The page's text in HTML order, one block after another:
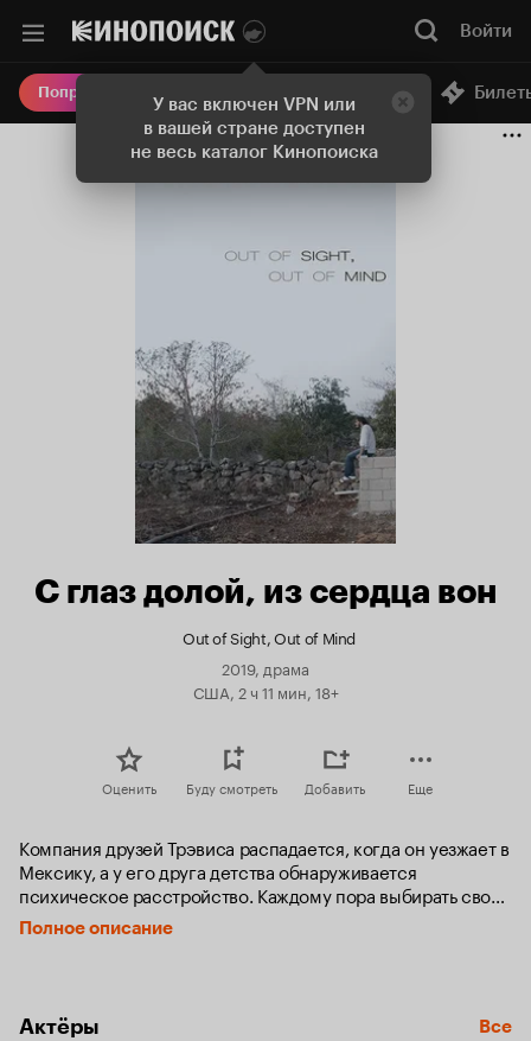
У вас включен VPN или
в вашей стране доступен
не весь каталог Кинопоиска
Войти
Попробовать Плюс Онлайн-кинотеатр
С глаз долой, из сердца вон
Out of Sight, Out of Mind
2019, драма
США, 2 ч 11 мин, 18+
Оценить Буду смотреть Добавить Еще
Компания друзей Трэвиса распадается, когда он уезжает в
Мексику, а у его друга детства обнаруживается
психическое расстройство. Каждому пора выбирать свой
путь. Пока Трэвис помогает социал-радикалам устроить
мятеж, О’Брайен в маниакальном порыве становится
в свой первый инди-рок тур.
Полное описание
Актёры Все